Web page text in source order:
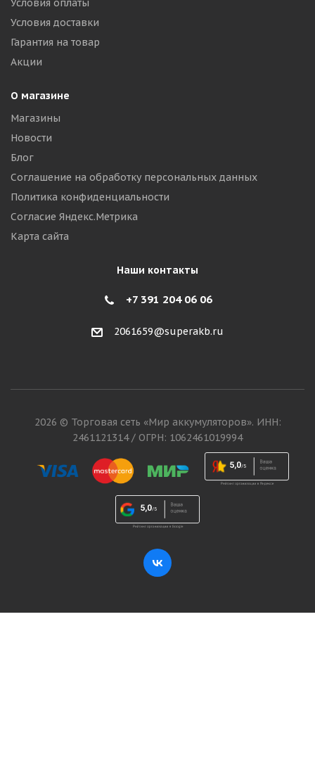
Условия оплаты
Условия доставки
Гарантия на товар
Акции
О магазине
Магазины
Новости
Блог
Соглашение на обработку персональных данных
Политика конфиденциальности
Согласие Яндекс.Метрика
Карта сайта
Наши контакты
+7 391 204 06 06
2061659@superakb.ru
2026 © Торговая сеть «Мир аккумуляторов». ИНН:
2461121314 / ОГРН: 1062461019994